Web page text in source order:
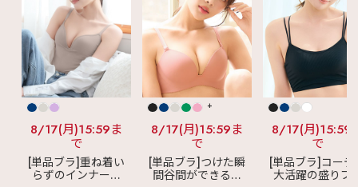
8/17(月)15:59ま
で
[単品ブラ]重ね着い
らずのインナーブ
+
8/17(月)15:59ま
で
[単品ブラ]つけた瞬
間谷間ができるシ
8/17(月)15:59
で
[単品ブラ]コーデ
大活躍の盛りブ